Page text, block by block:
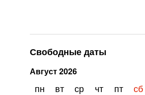
Свободные даты
Август2026
пн вт ср чт пт сб